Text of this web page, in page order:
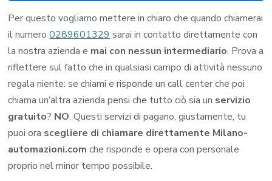
Per questo vogliamo mettere in chiaro che quando chiamerai
il numero0289601329sarai in contatto direttamente con
la nostra azienda e mai con nessun intermediario. Prova a
riflettere sul fatto che in qualsiasi campo di attività nessuno
regala niente: se chiami e risponde un call center che poi
chiama un’altra azienda pensi che tutto ciò sia un servizio
gratuito? NO. Questi servizi di pagano, giustamente, tu
puoi ora scegliere di chiamare direttamente Milano-
automazioni.com che risponde e opera con personale
proprio nel minor tempo possibile.